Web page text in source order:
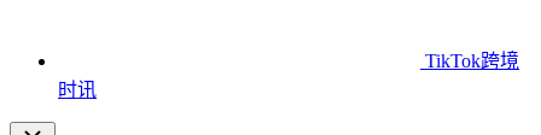
TikTok跨境
时讯